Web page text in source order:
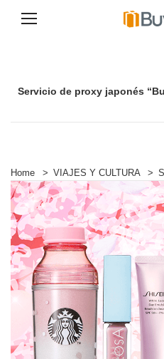
n
t
e
n
i
d
o
Servicio de proxy japonés
Home > VIAJES Y CULTURA >